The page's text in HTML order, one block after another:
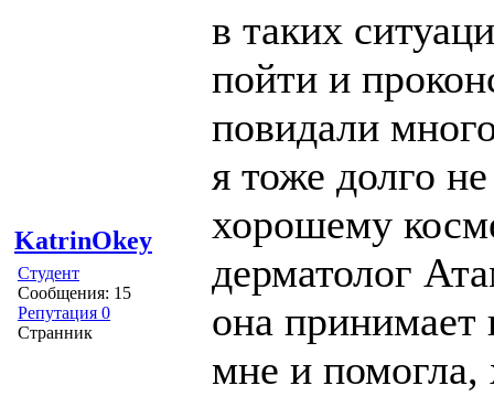
KatrinOkey
Студент
Сообщения: 15
Репутация 0
Странник
в таких
пойти и
повидали
я тоже долго
хорошему
дерматолог
она принимает
мне и помогла,